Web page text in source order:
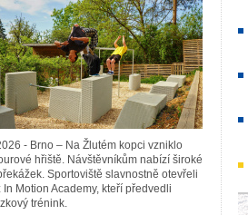
- Brno – Na Žlutém kopci vzniklo
hřiště. Návštěvníkům nabízí široké
Sportoviště slavnostně otevřeli
In Motion Academy, kteří předvedli
trénink.